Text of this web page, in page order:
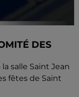
DES
salle Saint Jean
fêtes de Saint